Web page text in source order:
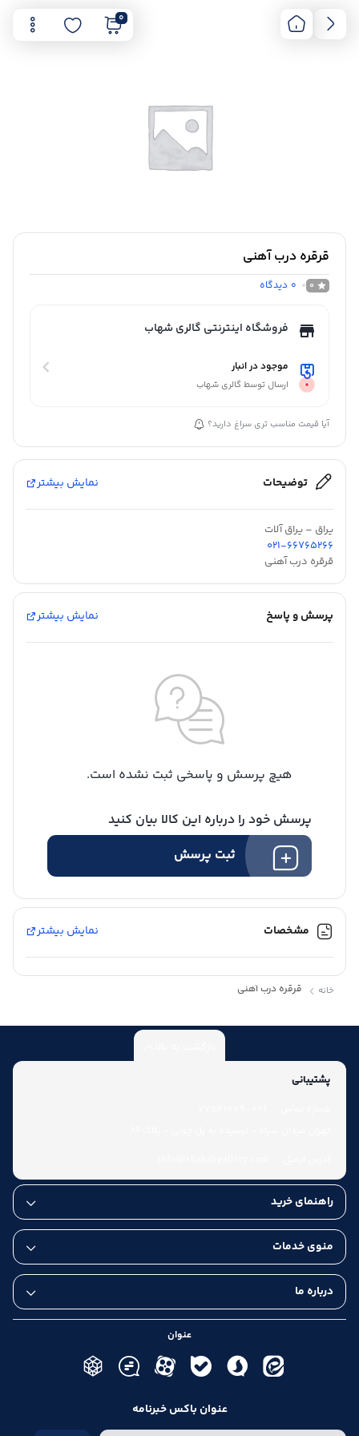
0
قرقره درب آهنی
0
0 دیدگاه
فروشگاه اینترنتی گالری شهاب
موجود در انبار
ارسال توسط گالری شهاب
آیا قیمت مناسب تری سراغ دارید؟
توضیحات نمایش بیشتر
یراق – یراق آلات
021-66765266
قرقره درب آهنی
پرسش و پاسخ نمایش بیشتر
هیچ پرسش و پاسخی ثبت نشده است.
پرسش خود را درباره این کالا بیان کنید
ثبت پرسش
مشخصات نمایش بیشتر
خانه قرقره درب آهنی
پشتیبانی
راهنمای خرید
منوی خدمات
درباره ما
عنوان
عنوان باکس خبرنامه